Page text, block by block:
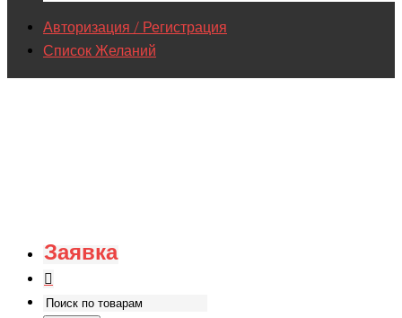
Авторизация / Регистрация
Список Желаний
Заявка